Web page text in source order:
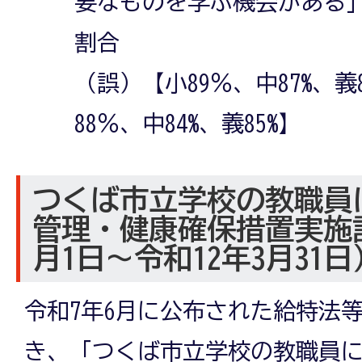
割合
（誤）【小89％、中87%、義
88％、中84%、義85%】
つくば市立学校の教職
管理・健康確保措置実施
月1日～令和12年3月31日
令和7年6月に公布された給特法
き、「つくば市立学校の教職員